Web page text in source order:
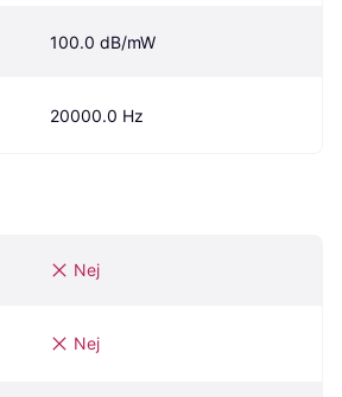
100.0 dB/mW
20000.0 Hz
Nej
Nej